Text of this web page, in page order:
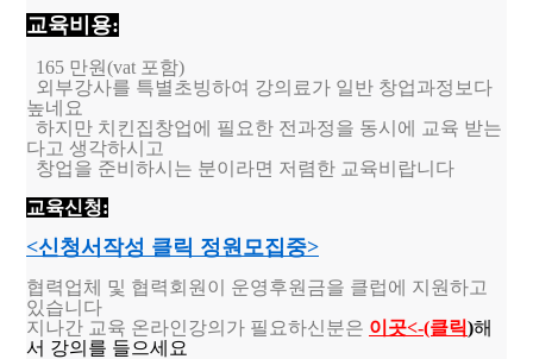
교육비용:
165 만원(vat 포함)
외부강사를 특별초빙하여 강의료가 일반 창업과정보다
높네요
하지만 치킨집창업에 필요한 전과정을 동시에 교육 받는
다고 생각하시고
창업을 준비하시는 분이라면 저렴한 교육비랍니다
교육신청:
<신청서작성 클릭 정원모집중>
협력업체 및 협력회원이 운영후원금을 클럽에 지원하고
있습니다
지나간 교육 온라인강의가 필요하신분은 이곳<-(클릭)해
서 강의를 들으세요